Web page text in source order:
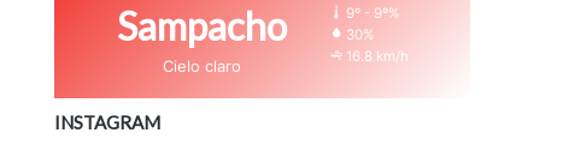
Sampacho
Cielo claro
9º - 9º%
30%
16.8 km/h
INSTAGRAM